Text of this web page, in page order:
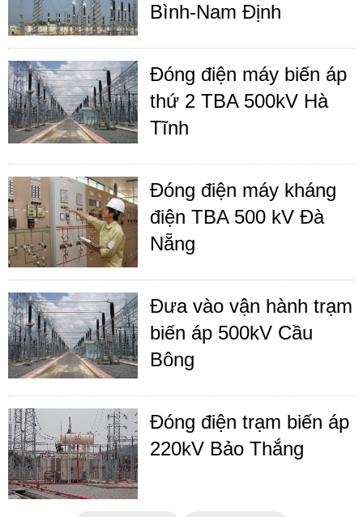
Bình-Nam Định
Đóng điện máy biến áp
thứ 2 TBA 500kV Hà
Tĩnh
Đóng điện máy kháng
điện TBA 500 kV Đà
Nẵng
Đưa vào vận hành trạm
biến áp 500kV Cầu
Bông
Đóng điện trạm biến áp
220kV Bảo Thắng